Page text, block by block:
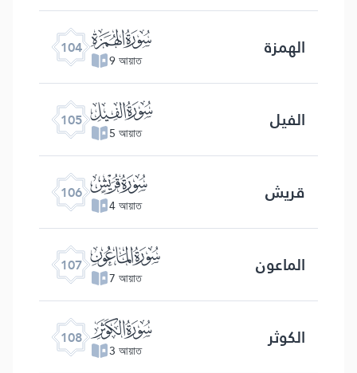
104 ﰕ
9 আয়াত الهمزة
105 ﰖ
5 আয়াত الفیل
106 ﰗ
4 আয়াত قریش
107 ﰘ
7 আয়াত الماعون
108 ﰙ
3 আয়াত الكوثر